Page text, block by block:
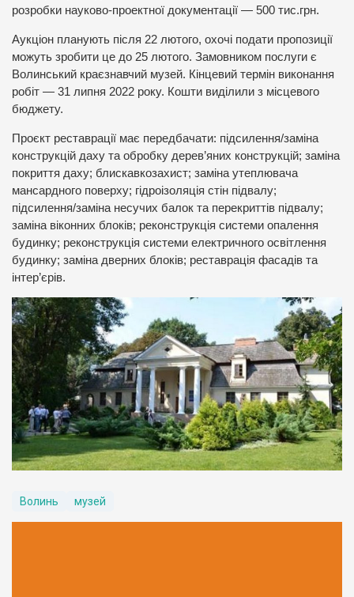
розробки науково-проектної документації — 500 тис.грн.
Аукціон планують після 22 лютого, охочі подати пропозиції
можуть зробити це до 25 лютого. Замовником послуги є
Волинський краєзнавчий музей. Кінцевий термін виконання
робіт — 31 липня 2022 року. Кошти виділили з місцевого
бюджету.
Проєкт реставрації має передбачати: підсилення/заміна
конструкцій даху та обробку дерев’яних конструкцій; заміна
покриття даху; блискавкозахист; заміна утеплювача
мансардного поверху; гідроізоляція стін підвалу;
підсилення/заміна несучих балок та перекриттів підвалу;
заміна віконних блоків; реконструкція системи опалення
будинку; реконструкція системи електричного освітлення
будинку; заміна дверних блоків; реставрація фасадів та
інтер’єрів.
Волинь музей